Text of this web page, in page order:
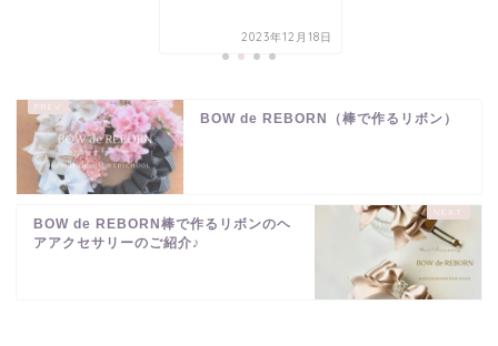
2023年12月18日
BOW de REBORN（棒で作るリボン）
BOW de REBORN棒で作るリボンのヘ
アアクセサリーのご紹介♪